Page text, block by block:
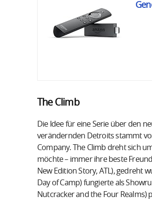
The Climb
Die Idee für eine Serie über den
verändernden Detroits stammt
Company. The Climb dreht sich
möchte – immer ihre beste
New Edition Story, ATL), gedreht
Day of Camp) fungierte als
Nutcracker and the Four